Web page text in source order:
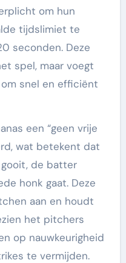
om hun
tijdslimiet te
seconden. Deze
spel, maar voegt
snel en efficiënt
een “geen vrije
wat betekent dat
de batter
honk gaat. Deze
aan en houdt
het pitchers
op nauwkeurigheid
te vermijden.